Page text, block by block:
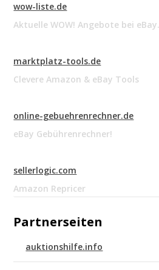
wow-liste.de
Aktuelle WOW! Angebote bei eBay.
marktplatz-tools.de
Clevere Amazon & eBay Tools
online-gebuehrenrechner.de
eBay Gebührenrechner!
sellerlogic.com
Amazon Repricer
Partnerseiten
auktionshilfe.info